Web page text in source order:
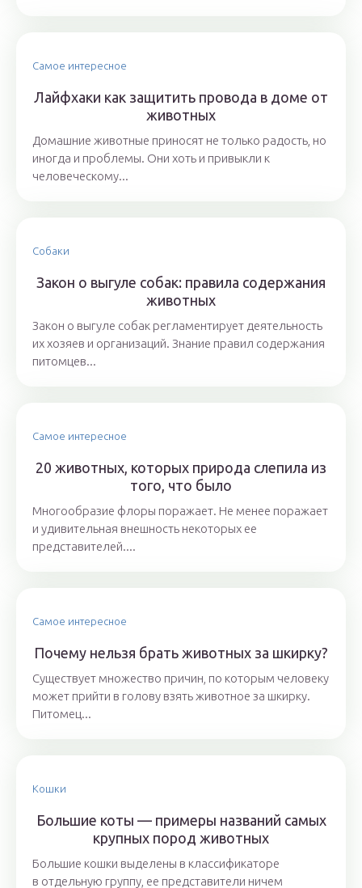
Самое интересное
Лайфхаки как защитить провода в доме от
животных
Домашние животные приносят не только радость, но
иногда и проблемы. Они хоть и привыкли к
человеческому...
Собаки
Закон о выгуле собак: правила содержания
животных
Закон о выгуле собак регламентирует деятельность
их хозяев и организаций. Знание правил содержания
питомцев...
Самое интересное
20 животных, которых природа слепила из
того, что было
Многообразие флоры поражает. Не менее поражает
и удивительная внешность некоторых ее
представителей....
Самое интересное
Почему нельзя брать животных за шкирку?
Существует множество причин, по которым человеку
может прийти в голову взять животное за шкирку.
Питомец...
Кошки
Большие коты — примеры названий самых
крупных пород животных
Большие кошки выделены в классификаторе
в отдельную группу, ее представители ничем